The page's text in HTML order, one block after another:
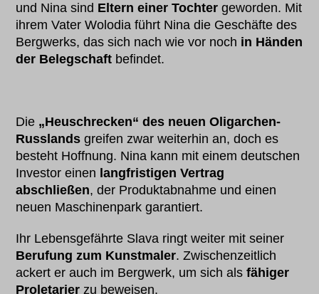
und Nina sind Eltern einer Tochter geworden. Mit
ihrem Vater Wolodia führt Nina die Geschäfte des
Bergwerks, das sich nach wie vor noch in Händen
der Belegschaft befindet.
Die „Heuschrecken“ des neuen Oligarchen-
Russlands greifen zwar weiterhin an, doch es
besteht Hoffnung. Nina kann mit einem deutschen
Investor einen langfristigen Vertrag
abschließen, der Produktabnahme und einen
neuen Maschinenpark garantiert.
Ihr Lebensgefährte Slava ringt weiter mit seiner
Berufung zum Kunstmaler. Zwischenzeitlich
ackert er auch im Bergwerk, um sich alsfähiger
Proletarier zu beweisen.